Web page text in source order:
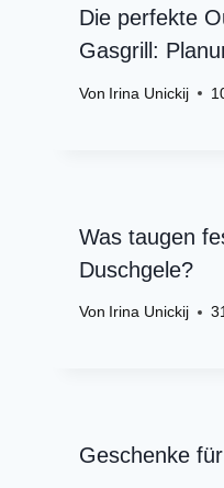
Die perfekte
Gasgrill:
Von Irina Unickij
Was taugen
Duschgele?
Von Irina Unickij
Geschenke